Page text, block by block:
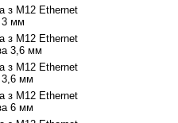
з M12 Ethernet
мм
з M12 Ethernet
3,6 мм
з M12 Ethernet
3,6 мм
з M12 Ethernet
6 мм